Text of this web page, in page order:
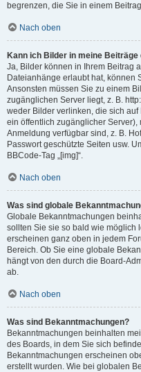
begrenzen, die Sie in einem
Nach oben
Kann ich Bilder in meine Beiträge
Ja, Bilder können in Ihrem Beitrag
Dateianhänge erlaubt hat, können
Ansonsten müssen Sie zu einem
zugänglichen Server liegt, z. B.
weder Bilder verlinken, die sich
ein öffentlich zugänglicher
Anmeldung verfügbar sind, z. B.
Passwort geschützte Seiten usw.
BBCode-Tag „[img]“.
Nach oben
Was sind globale
Globale Bekanntmachungen
sollten Sie sie so bald wie möglich
erscheinen ganz oben in jedem
Bereich. Ob Sie eine globale
hängt von den durch die Board-
ab.
Nach oben
Was sind Bekanntmachungen?
Bekanntmachungen beinhalten
des Boards, in dem Sie sich
Bekanntmachungen erscheinen
erstellt wurden. Wie bei globalen